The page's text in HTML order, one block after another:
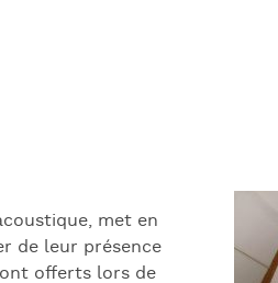
met en
de leur présence
offerts lors de